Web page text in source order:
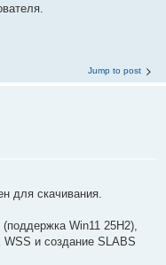
Jump to post
для скачивания.
Win11 25H2),
и создание SLABS